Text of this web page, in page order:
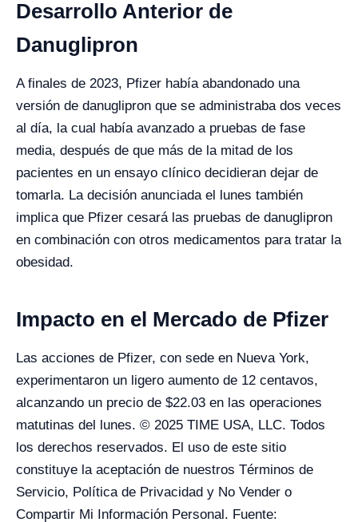
Desarrollo Anterior de
Danuglipron
A finales de 2023, Pfizer había abandonado una
versión de danuglipron que se administraba dos veces
al día, la cual había avanzado a pruebas de fase
media, después de que más de la mitad de los
pacientes en un ensayo clínico decidieran dejar de
tomarla. La decisión anunciada el lunes también
implica que Pfizer cesará las pruebas de danuglipron
en combinación con otros medicamentos para tratar la
obesidad.
Impacto en el Mercado de Pfizer
Las acciones de Pfizer, con sede en Nueva York,
experimentaron un ligero aumento de 12 centavos,
alcanzando un precio de $22.03 en las operaciones
matutinas del lunes. © 2025 TIME USA, LLC. Todos
los derechos reservados. El uso de este sitio
constituye la aceptación de nuestros Términos de
Servicio, Política de Privacidad y No Vender o
Compartir Mi Información Personal. Fuente: